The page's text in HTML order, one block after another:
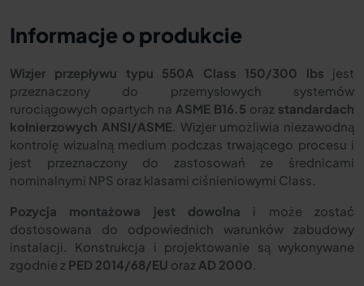
Informacje o produkcie
Wizjer przepływu typu 550A Class 150/300 lbs jest
przeznaczony do przemysłowych systemów
rurociągowych opartych na ASME B16.5 oraz standardach
kołnierzowych ANSI/ASME. Wizjer umożliwia niezawodną
kontrolę wizualną medium podczas trwającego procesu i
jest przeznaczony do zastosowań ze średnicami
nominalnymi NPS oraz klasami ciśnieniowymi Class.
Pozycja montażowa jest dowolna i może zostać
dostosowana do odpowiednich warunków zabudowy
instalacji. Konstrukcja i projektowanie są wykonywane
zgodnie z PED 2014/68/EU oraz AD 2000.